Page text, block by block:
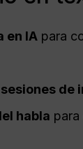
en IA para
de
habla